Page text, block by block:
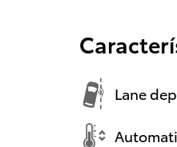
Lane